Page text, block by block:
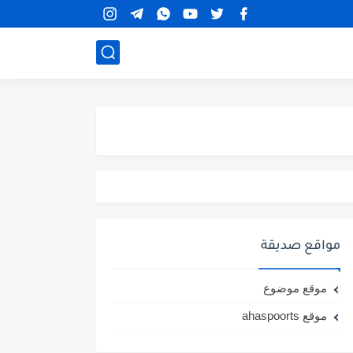
مواقع صديقة
موقع موضوع
موقع ahaspoorts